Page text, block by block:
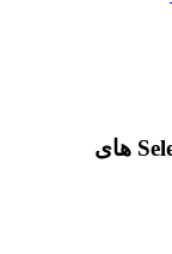
میخوام به صورت مختصر در مورد Selector های